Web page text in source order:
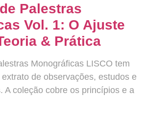
Palestras
Vol. 1: O Ajuste
& Prática
Monográficas LISCO tem
de observações, estudos e
A coleção cobre os princípios e a